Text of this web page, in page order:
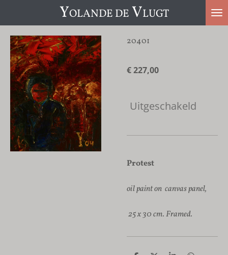
direct
naar
de
hoofdinhoud
YOLANDE DE VLUGT
20401
€ 227,00
Uitgeschakeld
Protest
oil paint on canvas panel,
25 x 30 cm. Framed.